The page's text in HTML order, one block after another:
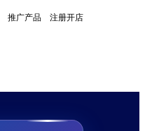
推广产品 注册开店